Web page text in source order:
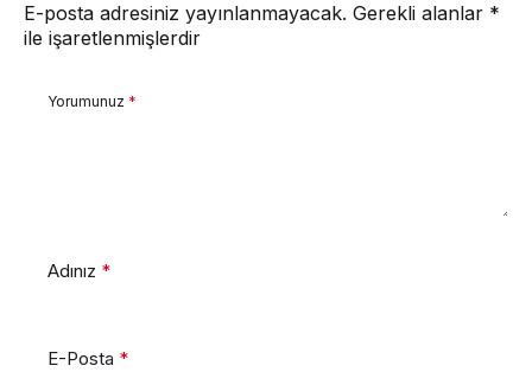
E-posta adresiniz yayınlanmayacak. Gerekli alanlar *
ile işaretlenmişlerdir
Yorumunuz *
Adınız *
E-Posta *